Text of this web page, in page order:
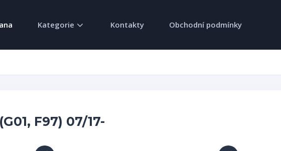
Kategorie Kontakty Obchodní podmínky
F97) 07/17-